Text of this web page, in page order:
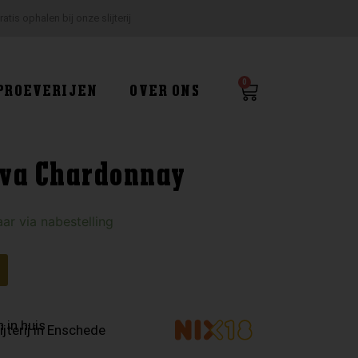
OVER ONS
0
Winkelwagen
Chardonnay
via nabestelling
in huisin Enschede